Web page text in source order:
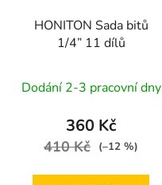
HONITON Sada bitů
1/4” 11 dílů
Dodání 2-3 pracovní dny
360 Kč
410 Kč (–12 %)